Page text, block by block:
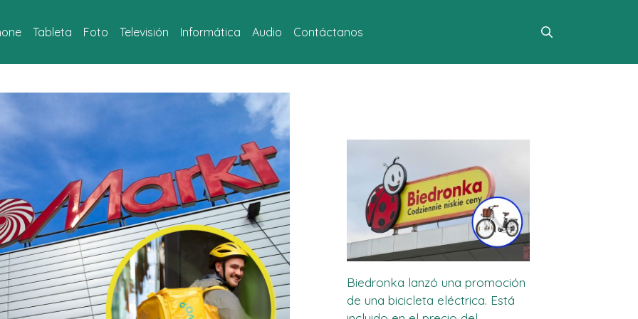
Tableta Foto Televisión Informática Audio Contáctanos
Biedronka lanzó una promoción
de una bicicleta eléctrica. Está